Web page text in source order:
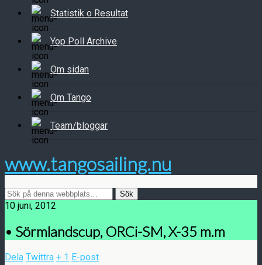
Statistik o Resultat
Yop Poll Archive
Om sidan
Om Tango
Team/bloggar
www.tangosailing.nu
10 juni, 2012
• Sörmlandscup, ORCi-SM, X-35 m.m
Dela Twittra + 1 E-post